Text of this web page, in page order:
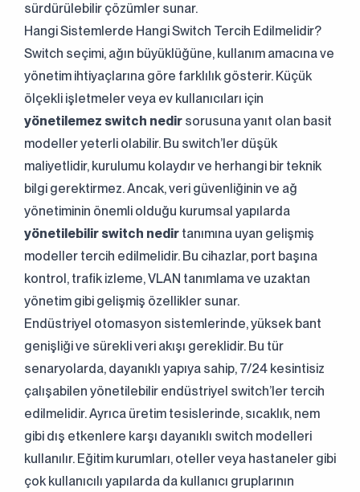
Sürekli Olarak
Mükemmel Mühendisliğe
Bizimle İletişime Geçin!
+90 (216) 514 80 69
Aydınlatma Metnini okudum.
sürdürülebilir çözümler sunar.
Hangi Sistemlerde Hangi Switch Tercih Edilmelidir?
Switch seçimi, ağın büyüklüğüne, kullanım amacına ve
yönetim ihtiyaçlarına göre farklılık gösterir. Küçük
ölçekli işletmeler veya ev kullanıcıları için
yönetilemez switch nedir sorusuna yanıt olan basit
modeller yeterli olabilir. Bu switch’ler düşük
maliyetlidir, kurulumu kolaydır ve herhangi bir teknik
bilgi gerektirmez. Ancak, veri güvenliğinin ve ağ
yönetiminin önemli olduğu kurumsal yapılarda
yönetilebilir switch nedir tanımına uyan gelişmiş
modeller tercih edilmelidir. Bu cihazlar, port başına
kontrol, trafik izleme, VLAN tanımlama ve uzaktan
yönetim gibi gelişmiş özellikler sunar.
Endüstriyel otomasyon sistemlerinde, yüksek bant
genişliği ve sürekli veri akışı gereklidir. Bu tür
senaryolarda, dayanıklı yapıya sahip, 7/24 kesintisiz
çalışabilen yönetilebilir endüstriyel switch’ler tercih
edilmelidir. Ayrıca üretim tesislerinde, sıcaklık, nem
gibi dış etkenlere karşı dayanıklı switch modelleri
kullanılır. Eğitim kurumları, oteller veya hastaneler gibi
çok kullanıcılı yapılarda da kullanıcı gruplarının